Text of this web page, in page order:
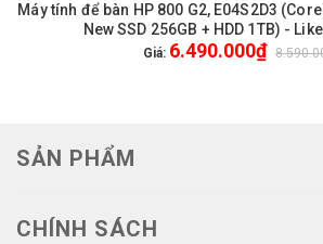
Máy tính để bàn HP 800 G2, E04S2D3
New SSD 256GB + HDD 1TB) -
Giá: 6.490.000₫
SẢN PHẨM
CHÍNH SÁCH